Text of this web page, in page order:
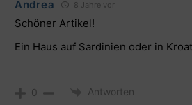
Andrea 8 Jahre vor
Schöner Artikel!
Ein Haus auf Sardinien oder in
0 Antworten